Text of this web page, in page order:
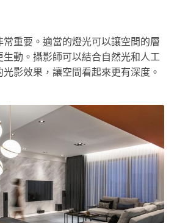
重要。適當的燈光可以讓空間的層
動。攝影師可以結合自然光和人工
影效果，讓空間看起來更有深度。